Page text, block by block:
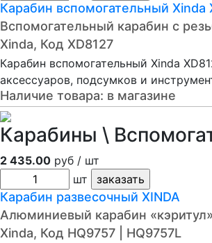
Карабин вспомогательный Xinda
Вспомогательный карабин с
Xinda, Код XD8127
Карабин вспомогательный Xinda
аксессуаров, подсумков и
Наличие товара: в магазине
Карабины \
2 435.00 руб / шт
шт
Карабин развесочный XINDA
Алюминиевый карабин
Xinda, Код HQ9757 | HQ9757L